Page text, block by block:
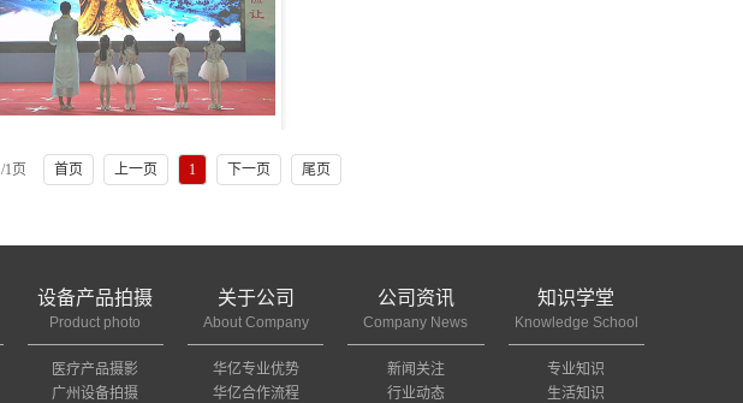
善光学堂毕业汇演拍摄-毕业汇演录像,毕业...
/1页 首页 上一页 1 下一页 尾页
设备产品拍摄
Product photo
医疗产品摄影
广州设备拍摄
关于公司
About Company
华亿专业优势
华亿合作流程
公司资讯
Company News
新闻关注
行业动态
知识学堂
Knowledge School
专业知识
生活知识